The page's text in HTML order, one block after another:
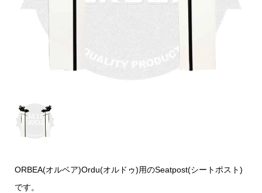
ORBEA(オルベア)Ordu(オルドゥ)用のSeatpost(シートポスト)
です。